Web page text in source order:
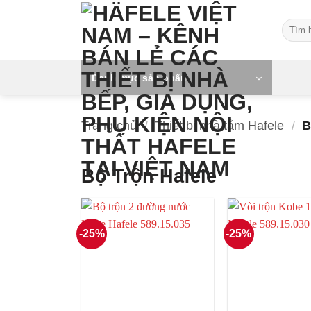
Tìm
kiếm:
Danh mục sản phẩm
Trang chủ / Thiết bị nhà tắm Hafele /
Bộ Trộn Hafele
-25% -25%